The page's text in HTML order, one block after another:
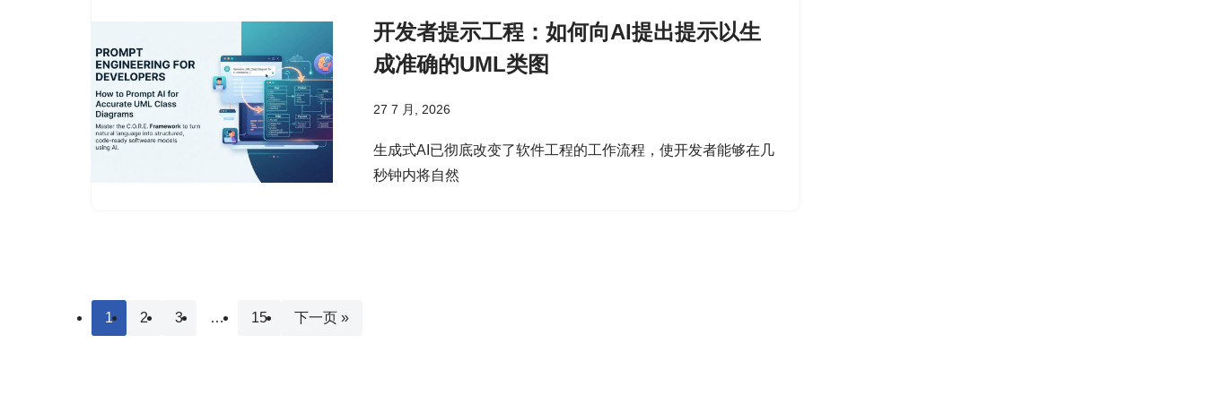
开发者提示工程：如何向AI提出提示以生
成准确的UML类图
27 7 月, 2026
生成式AI已彻底改变了软件工程的工作流程，使开发者能够在几
秒钟内将自然
1 2 3 … 15 下一页 »